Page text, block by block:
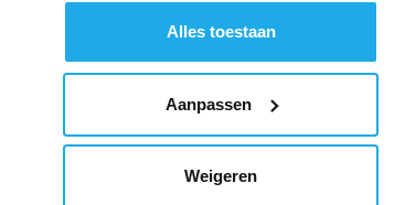
Alles toestaan
Aanpassen
Weigeren
Volg ons op Youtube
Volg ons op LinkedIn
Volg ons op